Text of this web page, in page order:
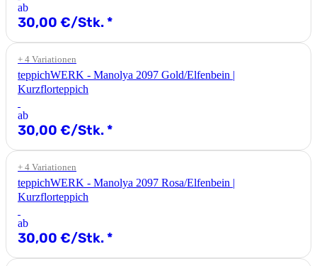
ab
30,00 €/Stk. *
+ 4 Variationen
teppichWERK - Manolya 2097 Gold/Elfenbein |
Kurzflorteppich
ab
30,00 €/Stk. *
+ 4 Variationen
teppichWERK - Manolya 2097 Rosa/Elfenbein |
Kurzflorteppich
ab
30,00 €/Stk. *